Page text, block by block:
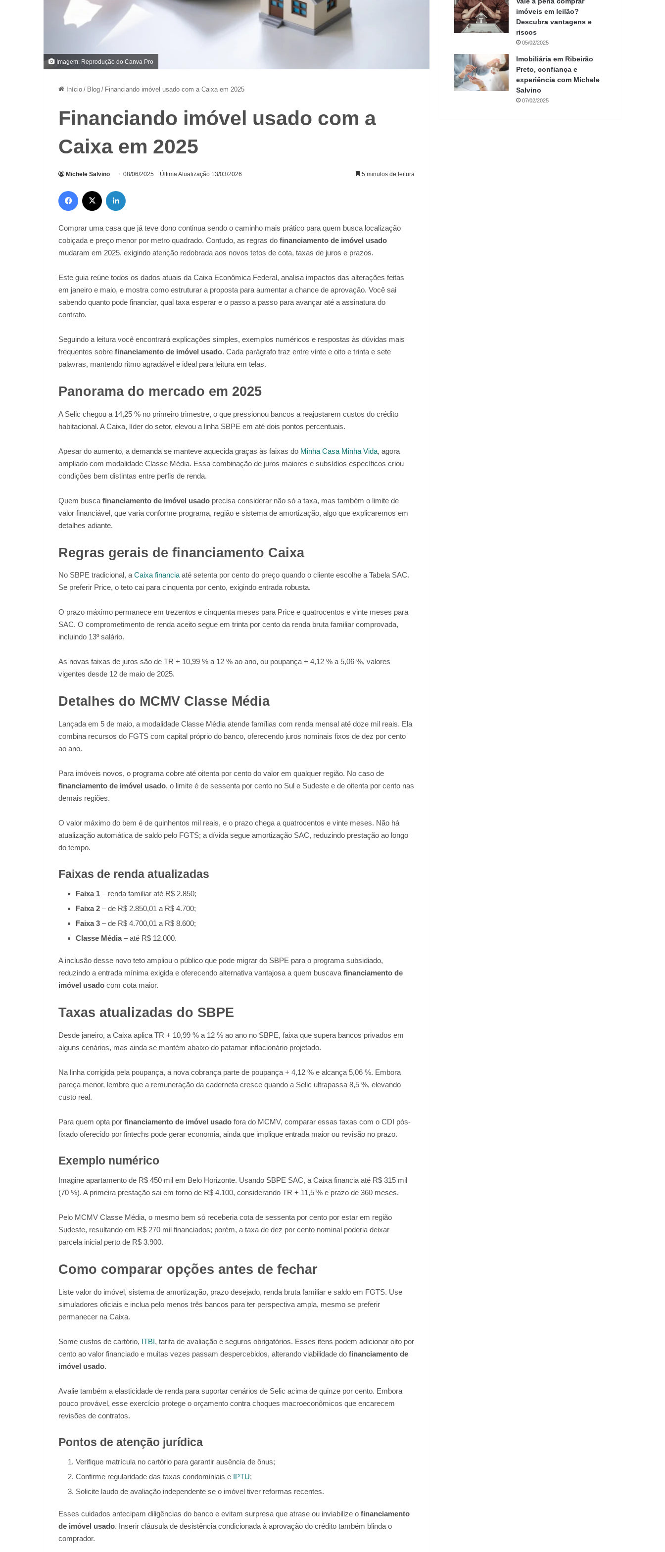
Imagem: Reprodução do Canva Pro
Início / Blog / Financiando imóvel usado com a Caixa em 2025
Financiando imóvel usado com a
Caixa em 2025
Michele Salvino 08/06/2025 Última Atualização 13/03/2026 5 minutos de leitura
Facebook
Comprar uma casa que já teve dono continua sendo o caminho mais prático para quem busca localização
cobiçada e preço menor por metro quadrado. Contudo, as regras do financiamento de imóvel usado
mudaram em 2025, exigindo atenção redobrada aos novos tetos de cota, taxas de juros e prazos.
Este guia reúne todos os dados atuais da Caixa Econômica Federal, analisa impactos das alterações feitas
em janeiro e maio, e mostra como estruturar a proposta para aumentar a chance de aprovação. Você sai
sabendo quanto pode financiar, qual taxa esperar e o passo a passo para avançar até a assinatura do
contrato.
Seguindo a leitura você encontrará explicações simples, exemplos numéricos e respostas às dúvidas mais
frequentes sobre financiamento de imóvel usado. Cada parágrafo traz entre vinte e oito e trinta e sete
palavras, mantendo ritmo agradável e ideal para leitura em telas.
Panorama do mercado em 2025
A Selic chegou a 14,25 % no primeiro trimestre, o que pressionou bancos a reajustarem custos do crédito
habitacional. A Caixa, líder do setor, elevou a linha SBPE em até dois pontos percentuais.
Apesar do aumento, a demanda se manteve aquecida graças às faixas do Minha Casa Minha Vida, agora
ampliado com modalidade Classe Média. Essa combinação de juros maiores e subsídios específicos criou
condições bem distintas entre perfis de renda.
Quem busca financiamento de imóvel usado precisa considerar não só a taxa, mas também o limite de
valor financiável, que varia conforme programa, região e sistema de amortização, algo que explicaremos em
detalhes adiante.
Regras gerais de financiamento Caixa
No SBPE tradicional, a Caixa financia até setenta por cento do preço quando o cliente escolhe a Tabela SAC.
Se preferir Price, o teto cai para cinquenta por cento, exigindo entrada robusta.
O prazo máximo permanece em trezentos e cinquenta meses para Price e quatrocentos e vinte meses para
SAC. O comprometimento de renda aceito segue em trinta por cento da renda bruta familiar comprovada,
incluindo 13º salário.
As novas faixas de juros são de TR + 10,99 % a 12 % ao ano, ou poupança + 4,12 % a 5,06 %, valores
vigentes desde 12 de maio de 2025.
Detalhes do MCMV Classe Média
Lançada em 5 de maio, a modalidade Classe Média atende famílias com renda mensal até doze mil reais. Ela
combina recursos do FGTS com capital próprio do banco, oferecendo juros nominais fixos de dez por cento
ao ano.
Para imóveis novos, o programa cobre até oitenta por cento do valor em qualquer região. No caso de
financiamento de imóvel usado, o limite é de sessenta por cento no Sul e Sudeste e de oitenta por cento nas
demais regiões.
O valor máximo do bem é de quinhentos mil reais, e o prazo chega a quatrocentos e vinte meses. Não há
atualização automática de saldo pelo FGTS; a dívida segue amortização SAC, reduzindo prestação ao longo
do tempo.
Faixas de renda atualizadas
Faixa 1 – renda familiar até R$ 2.850;
Faixa 2 – de R$ 2.850,01 a R$ 4.700;
Faixa 3 – de R$ 4.700,01 a R$ 8.600;
Classe Média– até R$ 12.000.
A inclusão desse novo teto ampliou o público que pode migrar do SBPE para o programa subsidiado,
reduzindo a entrada mínima exigida e oferecendo alternativa vantajosa a quem buscava financiamento de
imóvel usado com cota maior.
Taxas atualizadas do SBPE
Desde janeiro, a Caixa aplica TR + 10,99 % a 12 % ao ano no SBPE, faixa que supera bancos privados em
alguns cenários, mas ainda se mantém abaixo do patamar inflacionário projetado.
Na linha corrigida pela poupança, a nova cobrança parte de poupança + 4,12 % e alcança 5,06 %. Embora
pareça menor, lembre que a remuneração da caderneta cresce quando a Selic ultrapassa 8,5 %, elevando
custo real.
Para quem opta por financiamento de imóvel usado fora do MCMV, comparar essas taxas com o CDI pós-
fixado oferecido por fintechs pode gerar economia, ainda que implique entrada maior ou revisão no prazo.
Exemplo numérico
Imagine apartamento de R$ 450 mil em Belo Horizonte. Usando SBPE SAC, a Caixa financia até R$ 315 mil
(70 %). A primeira prestação sai em torno de R$ 4.100, considerando TR + 11,5 % e prazo de 360 meses.
Pelo MCMV Classe Média, o mesmo bem só receberia cota de sessenta por cento por estar em região
Sudeste, resultando em R$ 270 mil financiados; porém, a taxa de dez por cento nominal poderia deixar
parcela inicial perto de R$ 3.900.
Como comparar opções antes de fechar
Liste valor do imóvel, sistema de amortização, prazo desejado, renda bruta familiar e saldo em FGTS. Use
simuladores oficiais e inclua pelo menos três bancos para ter perspectiva ampla, mesmo se preferir
permanecer na Caixa.
Some custos de cartório, ITBI, tarifa de avaliação e seguros obrigatórios. Esses itens podem adicionar oito por
cento ao valor financiado e muitas vezes passam despercebidos, alterando viabilidade do financiamento de
imóvel usado.
Avalie também a elasticidade de renda para suportar cenários de Selic acima de quinze por cento. Embora
pouco provável, esse exercício protege o orçamento contra choques macroeconômicos que encarecem
revisões de contratos.
Pontos de atenção jurídica
Verifique matrícula no cartório para garantir ausência de ônus;
Confirme regularidade das taxas condominiais e IPTU;
Solicite laudo de avaliação independente se o imóvel tiver reformas recentes.
Esses cuidados antecipam diligências do banco e evitam surpresa que atrase ou inviabilize o financiamento
de imóvel usado. Inserir cláusula de desistência condicionada à aprovação do crédito também blinda o
comprador.
imóveis em leilão?
Descubra vantagens e
riscos
05/02/2025
Imobiliária em Ribeirão
Preto, confiança e
experiência com Michele
Salvino
07/02/2025